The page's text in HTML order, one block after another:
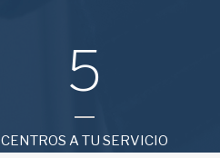
5
CENTROS A TU SERVICIO